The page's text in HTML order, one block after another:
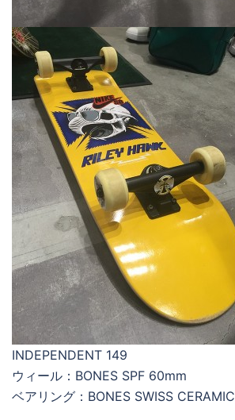
INDEPENDENT 149
ウィール：BONES SPF 60mm
ベアリング：BONES SWISS CERAMIC